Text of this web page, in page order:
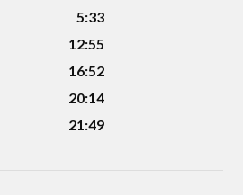
5:33
12:55
16:52
20:14
21:49